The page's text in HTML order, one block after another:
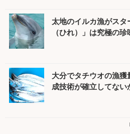
太地のイルカ漁がス
（ひれ）」は究極の珍
大分でタチウオの漁
成技術が確立してない